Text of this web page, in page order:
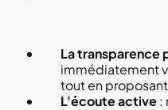
La transparence
immédiatement
tout en
L'écoute active: